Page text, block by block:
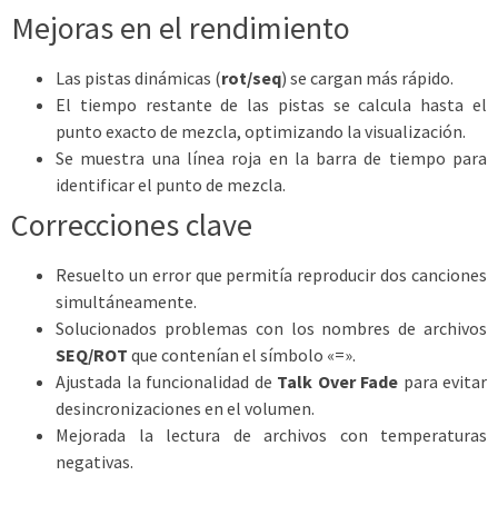
Mejoras en el rendimiento
Las pistas dinámicas (rot/seq) se cargan más rápido.
El tiempo restante de las pistas se calcula hasta el
punto exacto de mezcla, optimizando la visualización.
Se muestra una línea roja en la barra de tiempo para
identificar el punto de mezcla.
Correcciones clave
Resuelto un error que permitía reproducir dos canciones
simultáneamente.
Solucionados problemas con los nombres de archivos
SEQ/ROT que contenían el símbolo «=».
Ajustada la funcionalidad de Talk Over Fade para evitar
desincronizaciones en el volumen.
Mejorada la lectura de archivos con temperaturas
negativas.